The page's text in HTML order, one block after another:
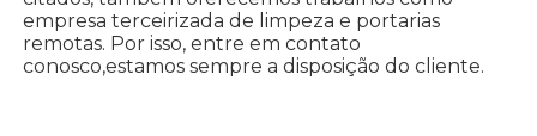
empresa terceirizada de limpeza e portarias
remotas. Por isso, entre em contato
conosco,estamos sempre a disposição do cliente.